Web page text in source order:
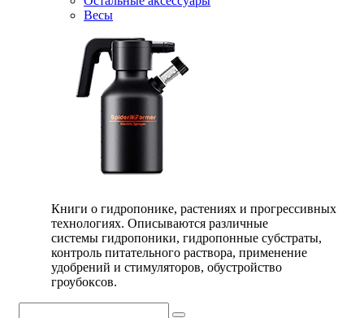
Весы
Книги о гидропонике, растениях и прогрессивных
технологиях. Описываются различные
системы гидропоники, гидропонные субстраты,
контроль питательного раствора, применение
удобрений и стимуляторов, обустройство
гроубоксов.